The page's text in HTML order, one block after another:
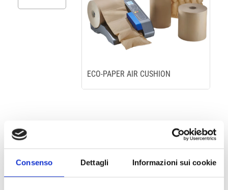
Consenso Dettagli Informazioni sui cookie
ECO-PAPER AIR CUSHION